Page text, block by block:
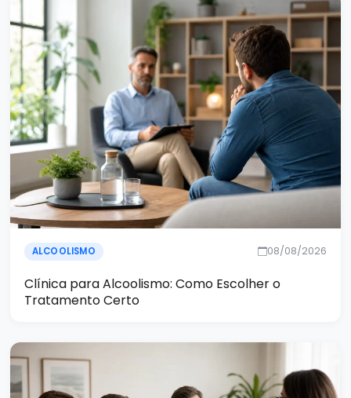
ALCOOLISMO 08/08/2026
Clínica para Alcoolismo: Como Escolher o
Tratamento Certo